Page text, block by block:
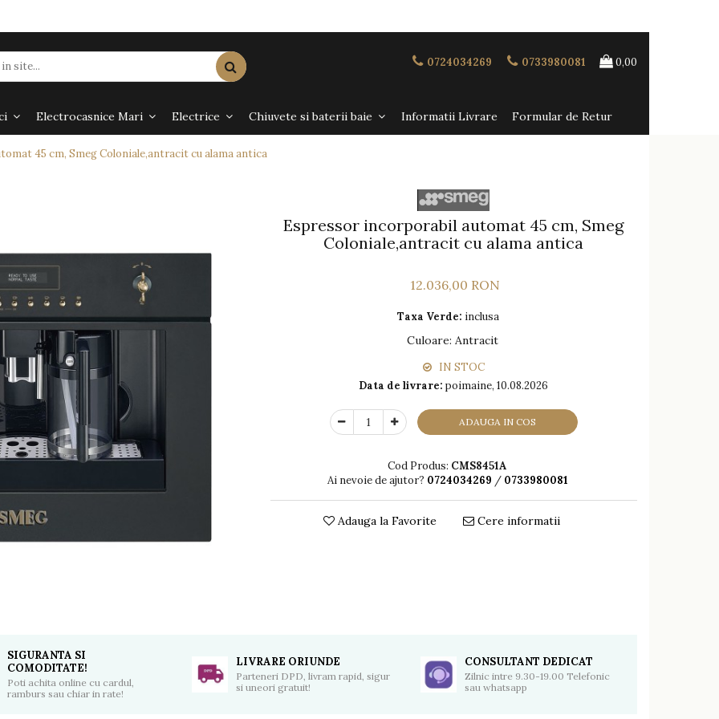
0724034269 0733980081 0,00
Electrocasnice Mari Electrice Chiuvete si baterii baie Informatii Livrare Formular de Retur
45 cm, Smeg Coloniale,antracit cu alama antica
Espressor incorporabil automat 45 cm, Smeg
Coloniale,antracit cu alama antica
12.036,00 RON
Taxa Verde: inclusa
Culoare: Antracit
IN STOC
Data de livrare: poimaine, 10.08.2026
ADAUGA IN COS
Cod Produs: CMS8451A
Ai nevoie de ajutor? 0724034269 / 0733980081
Adauga la Favorite Cere informatii
SIGURANTA SI
COMODITATE!
Poti achita online cu cardul,
ramburs sau chiar in rate!
LIVRARE ORIUNDE
Parteneri DPD, livram rapid, sigur
si uneori gratuit!
CONSULTANT DEDICAT
Zilnic intre 9.30-19.00 Telefonic
sau whatsapp